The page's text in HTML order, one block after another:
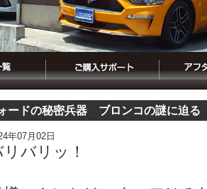
ードの秘密兵器 ブロンコの謎に迫る
年07月02日
バリッ！